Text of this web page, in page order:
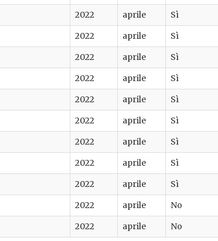
2022 aprile Sì
2022 aprile Sì
2022 aprile Sì
2022 aprile Sì
2022 aprile Sì
2022 aprile Sì
2022 aprile Sì
2022 aprile Sì
2022 aprile Sì
2022 aprile No
2022 aprile No